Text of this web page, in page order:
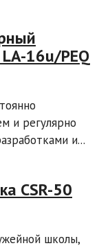
16u/PEQ
и регулярно
и...
CSR-50
школы,